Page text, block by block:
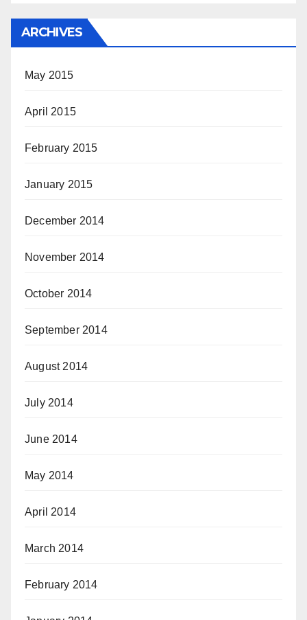
ARCHIVES
May 2015
April 2015
February 2015
January 2015
December 2014
November 2014
October 2014
September 2014
August 2014
July 2014
June 2014
May 2014
April 2014
March 2014
February 2014